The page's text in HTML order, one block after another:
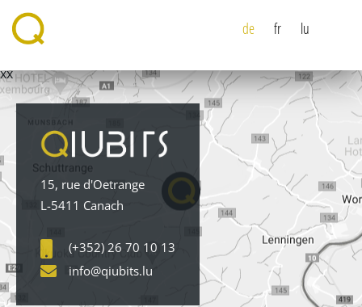
de fr lu
15, rue d'Oetrange
L-5411 Canach
(+352) 26 70 10 13
info@qiubits.lu
xx